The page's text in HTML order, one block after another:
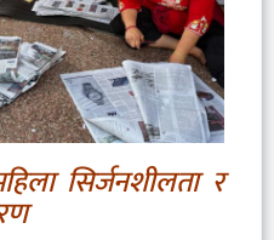
सिर्जनशीलता र